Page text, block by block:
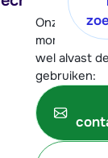
Onze
moment
wel alvast
gebruiken: